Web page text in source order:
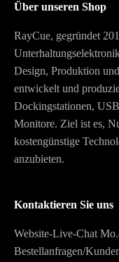
Über unseren Shop
RayCue, gegründet
Design, Produktion
entwickelt und
Dockingstationen,
Monitore. Ziel ist es,
kostengünstige
anzubieten.
Kontaktieren Sie uns
Website-Live-Chat
Bestellanfragen/